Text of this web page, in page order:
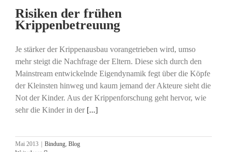
Risiken der frühen
Krippenbetreuung
Je stärker der Krippenausbau vorangetrieben wird, umso
mehr steigt die Nachfrage der Eltern. Diese sich durch den
Mainstream entwickelnde Eigendynamik fegt über die Köpfe
der Kleinsten hinweg und kaum jemand der Akteure sieht die
Not der Kinder. Aus der Krippenforschung geht hervor, wie
sehr die Kinder in der [...]
Mai 2013 | Bindung Blog